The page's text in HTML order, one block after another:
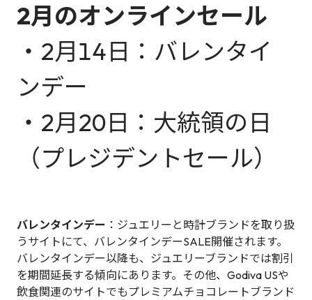
2月のオンラインセール
・2月14日：バレンタイ
ンデー
・2月20日：大統領の日
（プレジデントセール）
バレンタインデー ：ジュエリーと時計ブランドを取り扱
うサイトにて、バレンタインデーSALE開催されます。
バレンタインデー以降も、ジュエリーブランドでは割引
を期間延長する傾向にあります。その他、Godiva USや
飲食関連のサイトでもプレミアムチョコレートブランド